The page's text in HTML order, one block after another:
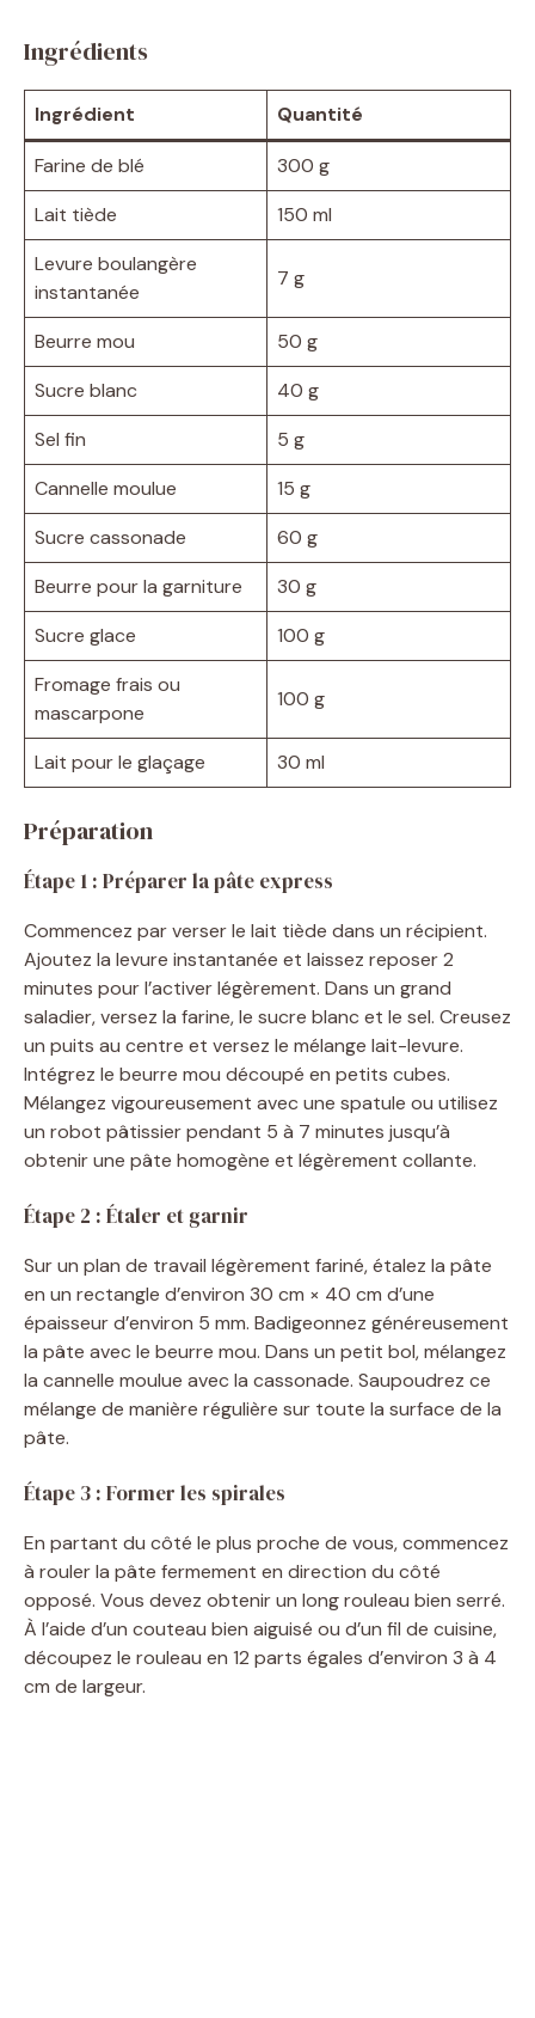
Ingrédients
Ingrédient Quantité
Farine de blé
300 g
Lait tiède
150 ml
Levure boulangère
instantanée
7 g
Beurre mou
50 g
Sucre blanc
40 g
Sel fin
5 g
Cannelle moulue
15 g
Sucre cassonade
60 g
Beurre pour la garniture
30 g
Sucre glace
100 g
Fromage frais ou
mascarpone
100 g
Lait pour le glaçage 30 ml
Préparation
Étape 1 : Préparer la pâte express
Commencez par verser le lait tiède dans un récipient.
Ajoutez la levure instantanée et laissez reposer 2
minutes pour l’activer légèrement. Dans un grand
saladier, versez la farine, le sucre blanc et le sel. Creusez
un puits au centre et versez le mélange lait-levure.
Intégrez le beurre mou découpé en petits cubes.
Mélangez vigoureusement avec une spatule ou utilisez
un robot pâtissier pendant 5 à 7 minutes jusqu’à
obtenir une pâte homogène et légèrement collante.
Étape 2 : Étaler et garnir
Sur un plan de travail légèrement fariné, étalez la pâte
en un rectangle d’environ 30 cm × 40 cm d’une
épaisseur d’environ 5 mm. Badigeonnez généreusement
la pâte avec le beurre mou. Dans un petit bol, mélangez
la cannelle moulue avec la cassonade. Saupoudrez ce
mélange de manière régulière sur toute la surface de la
pâte.
Étape 3 : Former les spirales
En partant du côté le plus proche de vous, commencez
à rouler la pâte fermement en direction du côté
opposé. Vous devez obtenir un long rouleau bien serré.
À l’aide d’un couteau bien aiguisé ou d’un fil de cuisine,
découpez le rouleau en 12 parts égales d’environ 3 à 4
cm de largeur.